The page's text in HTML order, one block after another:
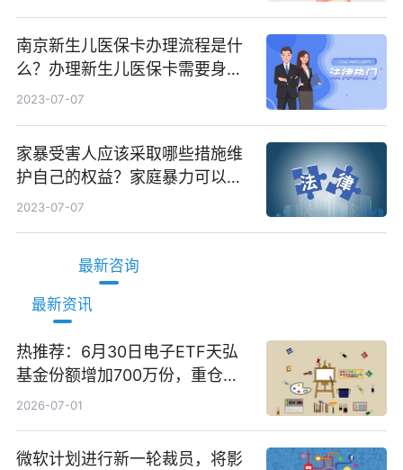
南京新生儿医保卡办理流程是什
么？办理新生儿医保卡需要身份
证吗？ 全球微动态
2023-07-07
家暴受害人应该采取哪些措施维
护自己的权益？家庭暴力可以诉
讼离婚吗？
2023-07-07
最新咨询
最新资讯
热推荐：6月30日电子ETF天弘
基金份额增加700万份，重仓股
立讯精密、寒武纪、工业富联
2026-07-01
微软计划进行新一轮裁员，将影